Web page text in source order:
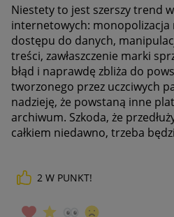
Niestety to jest szerszy trend
internetowych: monopolizacja
dostępu do danych,
treści, zawłaszczenie marki
błąd i naprawdę zbliża do
tworzonego przez uczciwych
nadzieję, że powstaną inne
archiwum. Szkoda, że
całkiem niedawno, trzeba
2 W PUNKT!